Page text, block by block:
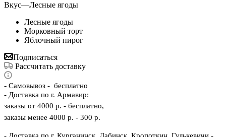
Вкус—Лесные ягоды
Лесные ягоды
Морковный торт
Яблочный пирог
Подписаться
Рассчитать доставку
- Самовывоз - бесплатно
- Доставка по г. Армавир:
заказы от 4000 р. - бесплатно,
заказы менее 4000 р. - 300 р.
- Доставка по г. Курганинск, Лабинск, Кропоткин, Гулькевичи -